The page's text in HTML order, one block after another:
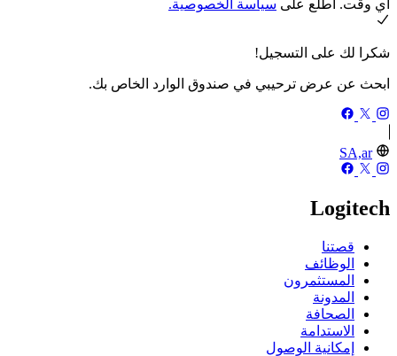
أي وقت. اطلع على سياسة الخصوصية.
شكرا لك على التسجيل!
ابحث عن عرض ترحيبي في صندوق الوارد الخاص بك.
SA,ar
Logitech
قصتنا
الوظائف
المستثمرون
المدونة
الصحافة
الاستدامة
إمكانية الوصول